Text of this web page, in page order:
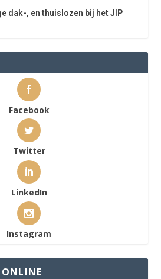
dak-, en thuislozen bij het JIP
Facebook
Twitter
LinkedIn
Instagram
ONLINE